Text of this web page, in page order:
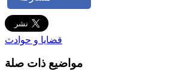
قضايا و حوادث
مواضيع ذات صلة